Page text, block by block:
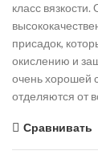
класс
присадок,
окислению и
очень хорошей
отделяются от
Сравнивать